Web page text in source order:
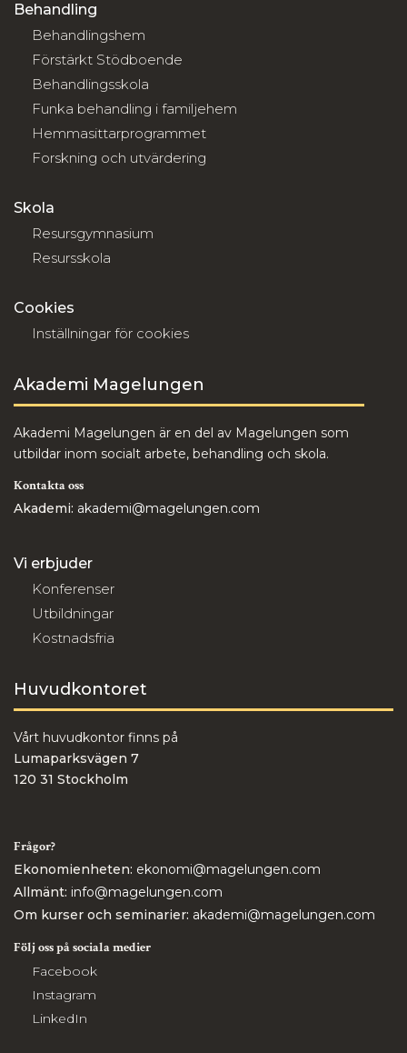
Behandling
Behandlingshem
Förstärkt Stödboende
Behandlingsskola
Funka behandling i familjehem
Hemmasittarprogrammet
Forskning och utvärdering
Skola
Resursgymnasium
Resursskola
Cookies
Inställningar för cookies
Akademi Magelungen
Akademi Magelungen är en del av Magelungen som
utbildar inom socialt arbete, behandling och skola.
Kontakta oss
Akademi: akademi@magelungen.com
Vi erbjuder
Konferenser
Utbildningar
Kostnadsfria
Huvudkontoret
Vårt huvudkontor finns på
Lumaparksvägen 7
120 31 Stockholm
Frågor?
Ekonomienheten: ekonomi@magelungen.com
Allmänt: info@magelungen.com
Om kurser och seminarier: akademi@magelungen.com
Följ oss på sociala medier
Facebook
Instagram
LinkedIn